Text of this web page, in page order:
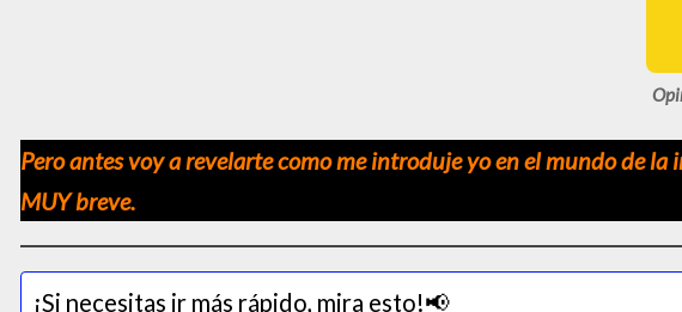
Pero antes voy a revelarte como me introduje yo en el mundo de
MUY breve.
¡Si necesitas ir más rápido, mira esto!📢​